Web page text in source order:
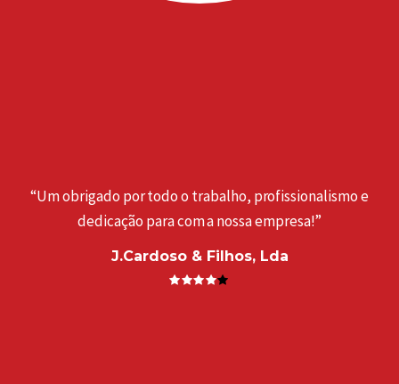
“Um obrigado por todo o trabalho, profissionalismo e
dedicação para com a nossa empresa!”
J.Cardoso & Filhos, Lda